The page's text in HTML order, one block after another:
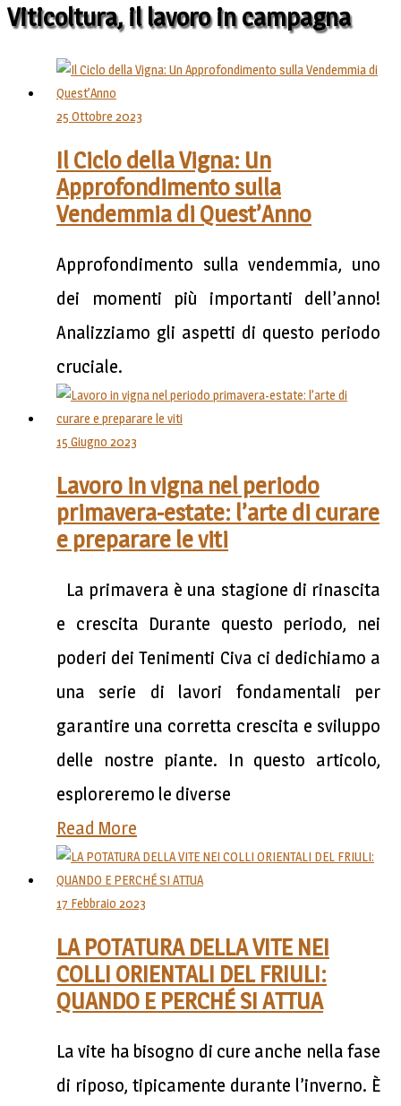
Viticoltura, il lavoro in campagna
25 Ottobre 2023
Il Ciclo della Vigna: Un
Approfondimento sulla
Vendemmia di Quest’Anno
Approfondimento sulla vendemmia, uno
dei momenti più importanti dell’anno!
Analizziamo gli aspetti di questo periodo
cruciale.
15 Giugno 2023
Lavoro in vigna nel periodo
primavera-estate: l’arte di curare
e preparare le viti
La primavera è una stagione di rinascita
e crescita Durante questo periodo, nei
poderi dei Tenimenti Civa ci dedichiamo a
una serie di lavori fondamentali per
garantire una corretta crescita e sviluppo
delle nostre piante. In questo articolo,
esploreremo le diverse
Read More
17 Febbraio 2023
LA POTATURA DELLA VITE NEI
COLLI ORIENTALI DEL FRIULI:
QUANDO E PERCHÉ SI ATTUA
La vite ha bisogno di cure anche nella fase
di riposo, tipicamente durante l’inverno. È